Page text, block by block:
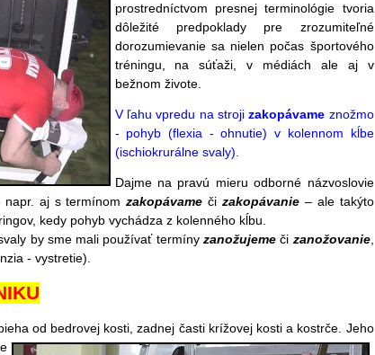
prostredníctvom presnej terminológie tvoria
dôležité predpoklady pre zrozumiteľné
dorozumievanie sa nielen počas športového
tréningu, na súťaži, v médiách ale aj v
bežnom živote.
V ľahu vpredu na strojizakopávame znožmo
- pohyb (flexia - ohnutie) v kolennom kĺbe
(ischiokrurálne svaly).
Dajme na pravú mieru odborné názvoslovie
napr. aj s termínomzakopávame či zakopávanie– ale takýto
kedy pohyb vychádza z kolenného kĺbu.
by sme mali používať termíny zanožujemeči zanožovanie,
- vystretie).
od bedrovej kosti, zadnej časti krížovej kosti a kostrče. Jeho